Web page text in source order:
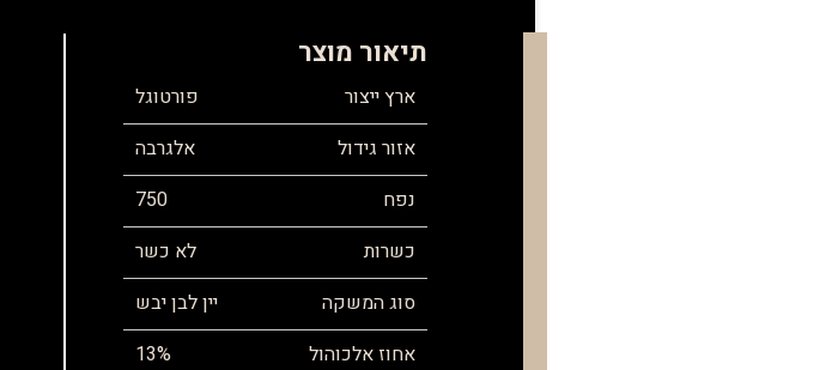
תיאור מוצר
ארץ ייצור
פורטוגל
אזור גידול
אלגרבה
נפח
750
כשרות
לא כשר
סוג המשקה
יין לבן יבש
אחוז אלכוהול
13%